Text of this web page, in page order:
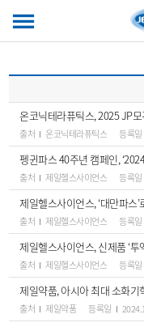
온코닉테라퓨틱스, 2025 JP
출처 온코닉테라퓨틱스 등록일
펭귄파스 40주년 캠페인,
출처 제일헬스사이언스 등록일
제일헬스사이언스, ‘대만파스
출처 제일헬스사이언스 등록일
제일헬스사이언스, 신제품 ‘
출처 제일헬스사이언스 등록일
제일약품, 아시아 최대 소화기
출처 제일약품 등록일